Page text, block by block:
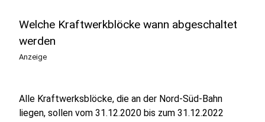
Welche Kraftwerkblöcke wann abgeschaltet
werden
Anzeige
Alle Kraftwerksblöcke, die an der Nord-Süd-Bahn
liegen, sollen vom 31.12.2020 bis zum 31.12.2022